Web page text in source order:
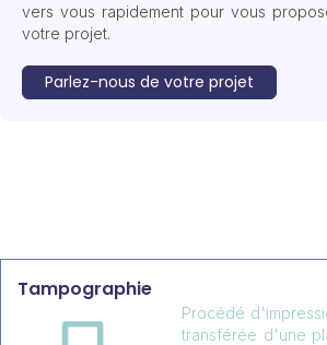
vers vous rapidement pour vous
votre projet.
Parlez-nous de votre projet
Tampographie
Procédé
transférée d'une